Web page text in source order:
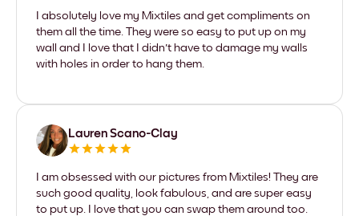
I absolutely love my Mixtiles and get compliments on
them all the time. They were so easy to put up on my
wall and I love that I didn't have to damage my walls
with holes in order to hang them.
Lauren Scano-Clay
I am obsessed with our pictures from Mixtiles! They are
such good quality, look fabulous, and are super easy
to put up. I love that you can swap them around too.